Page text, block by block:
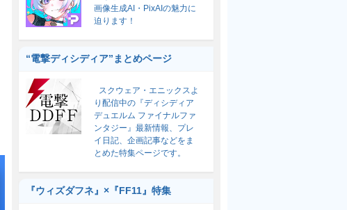
画像生成AI・PixAIの魅力に
迫ります！
“電撃ディシディア”まとめページ
スクウェア・エニックスよ
り配信中の『ディシディア
デュエルム ファイナルファ
ンタジー』最新情報、プレ
イ日記、企画記事などをま
とめた特集ページです。
『ウィズダフネ』×『FF11』特集